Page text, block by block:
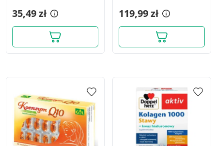
35,49 zł 119,99 zł